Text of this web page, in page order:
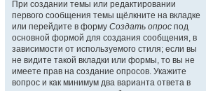
При создании темы или редактировании
первого сообщения темы щёлкните на вкладке
или перейдите в форму Создать опрос под
основной формой для создания сообщения, в
зависимости от используемого стиля; если вы
не видите такой вкладки или формы, то вы не
имеете прав на создание опросов. Укажите
вопрос и как минимум два варианта ответа в